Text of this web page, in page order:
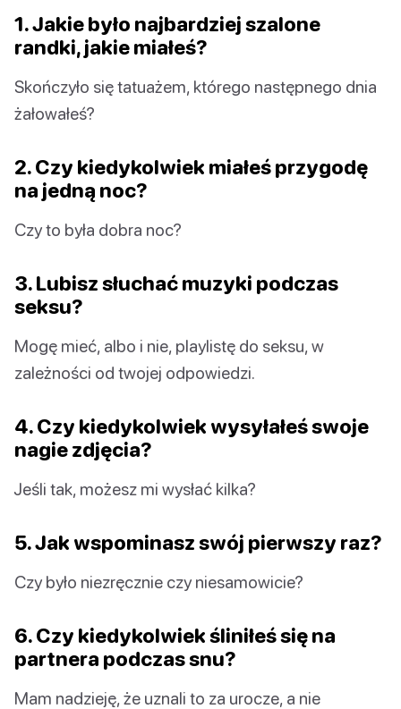
1. Jakie było najbardziej szalone
randki, jakie miałeś?
Skończyło się tatuażem, którego następnego dnia
żałowałeś?
2. Czy kiedykolwiek miałeś przygodę
na jedną noc?
Czy to była dobra noc?
3. Lubisz słuchać muzyki podczas
seksu?
Mogę mieć, albo i nie, playlistę do seksu, w
zależności od twojej odpowiedzi.
4. Czy kiedykolwiek wysyłałeś swoje
nagie zdjęcia?
Jeśli tak, możesz mi wysłać kilka?
5. Jak wspominasz swój pierwszy raz?
Czy było niezręcznie czy niesamowicie?
6. Czy kiedykolwiek śliniłeś się na
partnera podczas snu?
Mam nadzieję, że uznali to za urocze, a nie